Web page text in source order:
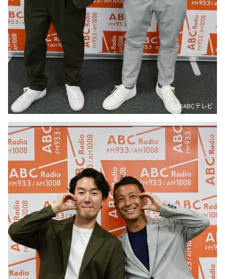
ぺこぱのまるスポ
アナ回覧板
©ABCテレビ